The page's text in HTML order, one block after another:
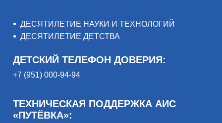
ДЕСЯТИЛЕТИЕ НАУКИ И ТЕХНОЛОГИЙ
ДЕСЯТИЛЕТИЕ ДЕТСТВА
ДЕТСКИЙ ТЕЛЕФОН ДОВЕРИЯ:
+7 (951) 000-94-94
ТЕХНИЧЕСКАЯ ПОДДЕРЖКА АИС
«ПУТЁВКА»: